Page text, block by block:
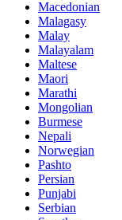
Macedonian
Malagasy
Malay
Malayalam
Maltese
Maori
Marathi
Mongolian
Burmese
Nepali
Norwegian
Pashto
Persian
Punjabi
Serbian